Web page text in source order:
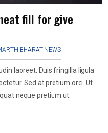
fill for give
BHARAT NEWS
laoreet. Duis fringilla ligula
Sed at pretium orci. Ut
neque pretium ut.